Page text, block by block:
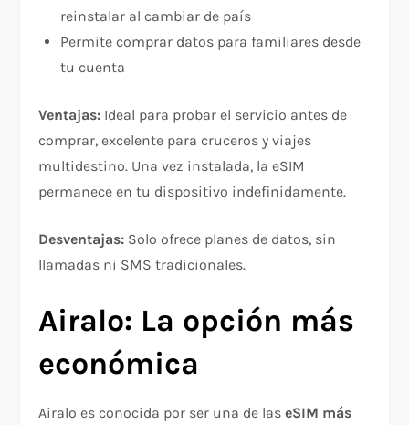
reinstalar al cambiar de país​
Permite comprar datos para familiares desde
tu cuenta​
Ventajas: Ideal para probar el servicio antes de
comprar, excelente para cruceros y viajes
multidestino. Una vez instalada, la eSIM
permanece en tu dispositivo indefinidamente.​
Desventajas: Solo ofrece planes de datos, sin
llamadas ni SMS tradicionales.​
Airalo: La opción más
económica
Airalo es conocida por ser una de laseSIM más